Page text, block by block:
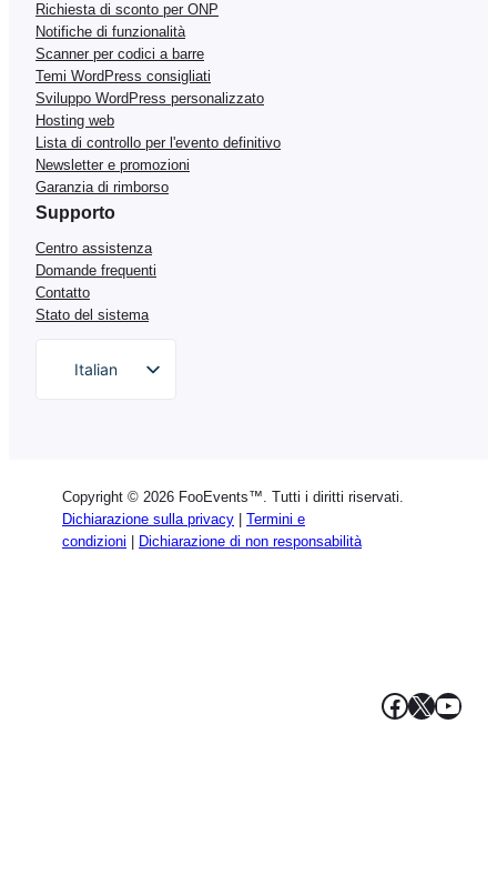
Richiesta di sconto per ONP
Notifiche di funzionalità
Scanner per codici a barre
Temi WordPress consigliati
Sviluppo WordPress personalizzato
Hosting web
Lista di controllo per l'evento definitivo
Newsletter e promozioni
Garanzia di rimborso
Supporto
Centro assistenza
Domande frequenti
Contatto
Stato del sistema
Italian
Spanish
Portuguese
Copyright © 2026 FooEvents™. Tutti i diritti riservati.
Dichiarazione sulla privacy
Termini e
condizioni
Dichiarazione di non responsabilità
Facebook
X